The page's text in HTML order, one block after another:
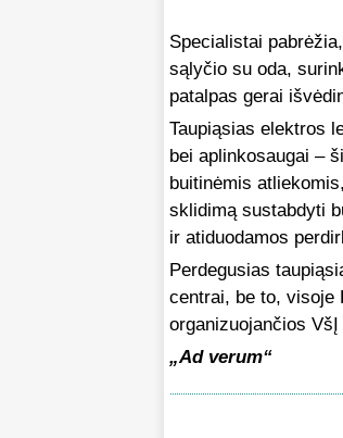
Specialistai
sąlyčio su oda,
patalpas gerai
Taupiąsias elektros
bei aplinkosaugai –
buitinėmis
sklidimą sustabdyti
ir atiduodamos
Perdegusias
centrai, be to, visoje
organizuojančios VšĮ
„Ad verum“